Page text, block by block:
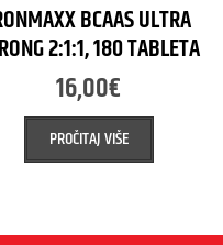
BCAAS ULTRA
2:1:1, 180 TABLETA
16,00€
PROČITAJ VIŠE